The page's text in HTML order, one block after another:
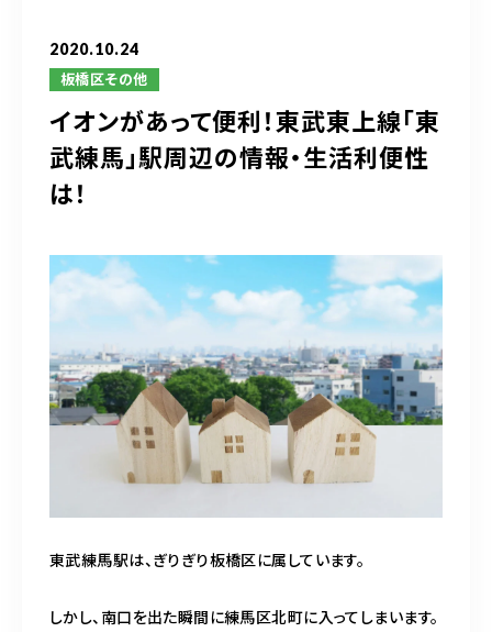
2020.10.24
板橋区その他
イオンがあって便利！東武東上線「東
武練馬」駅周辺の情報・生活利便性
は！
東武練馬駅は、ぎりぎり板橋区に属しています。
しかし、南口を出た瞬間に練馬区北町に入ってしまいます。
03-6909-2648
営業時間 10：00～19：00（定休日 水曜日）
お問い合わせはこちら